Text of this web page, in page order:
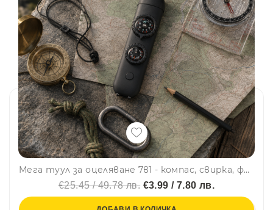
Мега туул за оцеляване 7в1 - компас, свирка, фенерче, термометър, лупа, сигнално огледало, скрито отделение - BLACK
€25.45 / 49.78 лв. €3.99 / 7.80 лв.